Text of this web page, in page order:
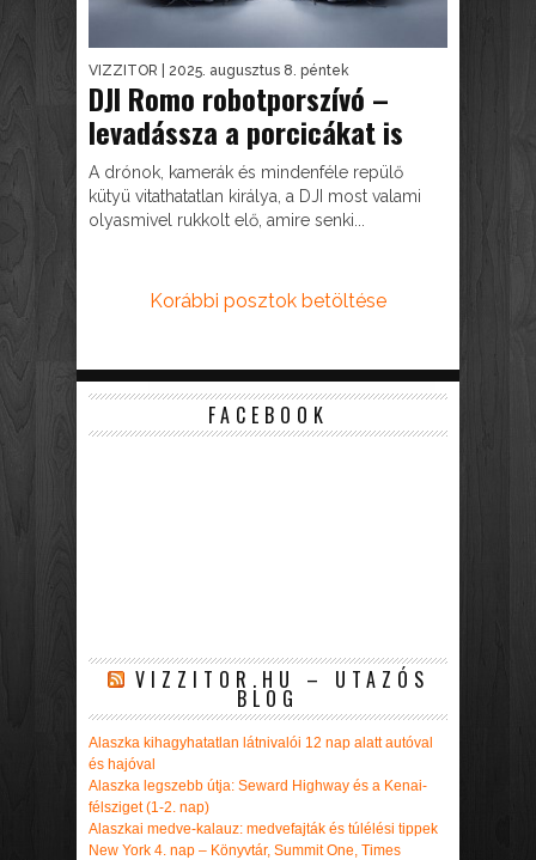
VIZZITOR | 2025. augusztus 8. péntek
DJI Romo robotporszívó –
levadássza a porcicákat is
A drónok, kamerák és mindenféle repülő
kütyü vitathatatlan királya, a DJI most valami
olyasmivel rukkolt elő, amire senki...
Korábbi posztok betöltése
FACEBOOK
VIZZITOR.HU – UTAZÓS
BLOG
Alaszka kihagyhatatlan látnivalói 12 nap alatt autóval
és hajóval
Alaszka legszebb útja: Seward Highway és a Kenai-
félsziget (1-2. nap)
Alaszkai medve-kalauz: medvefajták és túlélési tippek
New York 4. nap – Könyvtár, Summit One, Times